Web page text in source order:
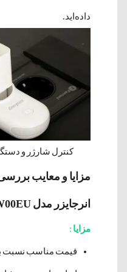
داده‌اید.
کنترل شارژر و
مزایا و معایب
انرجایزر مدل EPB4000W00EU
مزایا :
قیمت مناسب نسبت